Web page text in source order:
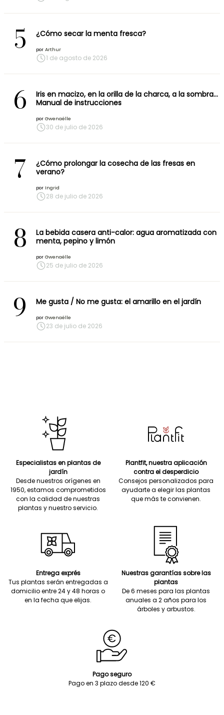
5 ¿Cómo secar la menta fresca?
por Arthur
1 de agosto de 2026
6
Iris en macizo, en la orilla de la charca, a la sombra…
Manual de instrucciones
por Gwenaëlle
30 de julio de 2026
7
¿Cómo prolongar la cosecha de las fresas en
verano?
por Ingrid
28 de julio de 2026
8
La bebida casera anti-calor: agua aromatizada con
menta, pepino y limón
por Gwenaëlle
25 de julio de 2026
9 Me gusta / No me gusta: el amarillo en el jardín
por Gwenaëlle
23 de julio de 2026
Especialistas en plantas de
jardín
Desde nuestros orígenes en
1950, estamos comprometidos
con la calidad de nuestras
plantas y nuestro servicio.
Plantfit, nuestra aplicación
contra el desperdicio
Consejos personalizados para
ayudarte a elegir las plantas
que más te convienen.
Entrega exprés
Tus plantas serán entregadas a
domicilio entre 24 y 48 horas o
en la fecha que elijas.
Nuestras garantías sobre las
plantas
De 6 meses para las plantas
anuales a 2 años para los
árboles y arbustos.
Pago seguro
Pago en 3 plazo desde 120 €